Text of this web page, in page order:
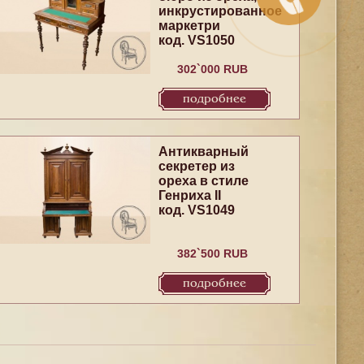
инкрустированное
маркетри
код. VS1050
302`000 RUB
подробнее
Антикварный
секретер из
ореха в стиле
Генриха II
код. VS1049
382`500 RUB
подробнее